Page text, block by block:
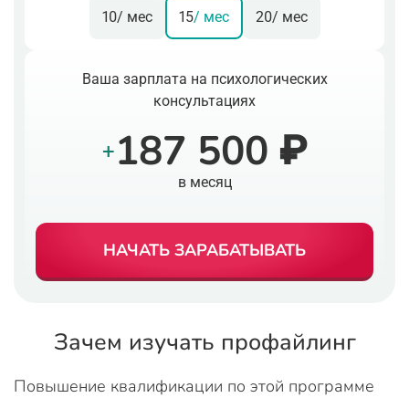
10/ мес 15/ мес 20/ мес
Ваша зарплата на психологических
консультациях
+187 500 ₽
в месяц
НАЧАТЬ ЗАРАБАТЫВАТЬ
Зачем изучать профайлинг
Повышение квалификации по этой программе